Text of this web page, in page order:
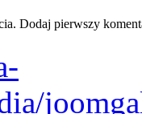
Dodaj pierwszy